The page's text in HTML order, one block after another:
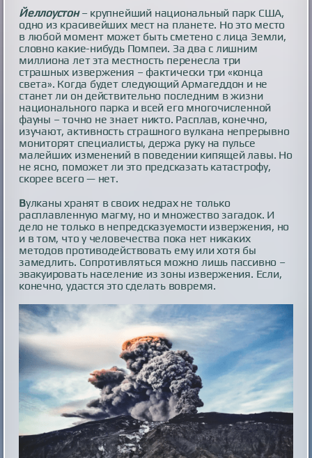
Йеллоустон– крупнейший национальный парк США,
одно из красивейших мест на планете. Но это место
в любой момент может быть сметено с лица Земли,
словно какие-нибудь Помпеи. За два с лишним
миллиона лет эта местность перенесла три
страшных извержения – фактически три «конца
света». Когда будет следующий Армагеддон и не
станет ли он действительно последним в жизни
национального парка и всей его многочисленной
фауны – точно не знает никто. Расплав, конечно,
изучают, активность страшного вулкана непрерывно
мониторят специалисты, держа руку на пульсе
малейших изменений в поведении кипящей лавы. Но
не ясно, поможет ли это предсказать катастрофу,
скорее всего — нет.
Вулканы хранят в своих недрах не только
расплавленную магму, но и множество загадок. И
дело не только в непредсказуемости извержения, но
и в том, что у человечества пока нет никаких
методов противодействовать ему или хотя бы
замедлить. Сопротивляться можно лишь пассивно –
эвакуировать население из зоны извержения. Если,
конечно, удастся это сделать вовремя.